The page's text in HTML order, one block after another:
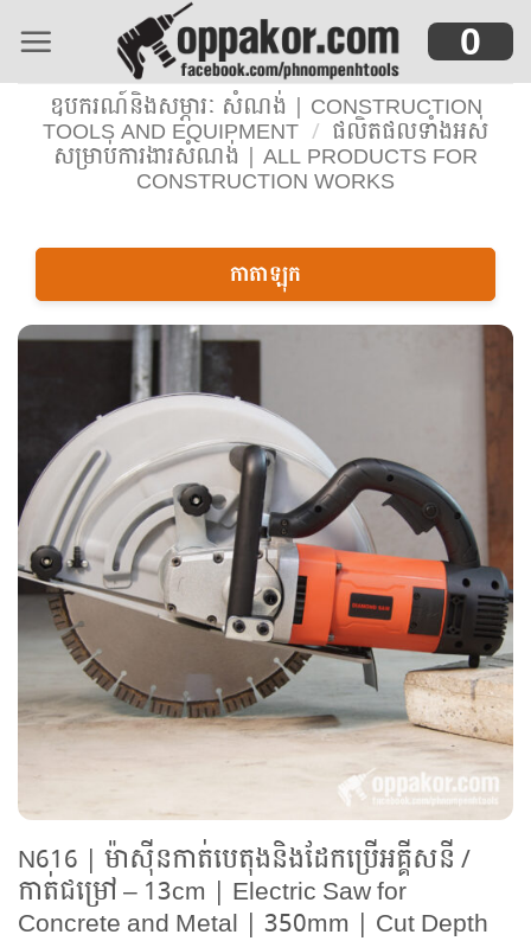
0
ឧបករណ៍និងសម្ភារៈ សំណង់ | CONSTRUCTION
TOOLS AND EQUIPMENT / ផលិតផលទាំងអស់
សម្រាប់ការងារសំណង់ | ALL PRODUCTS FOR
CONSTRUCTION WORKS
កាតាឡុក
N616 | ម៉ាស៊ីនកាត់បេតុងនិងដែកប្រើអគ្គីសនី /
កាត់ជម្រៅ – 13cm | Electric Saw for
Concrete and Metal | 350mm | Cut Depth